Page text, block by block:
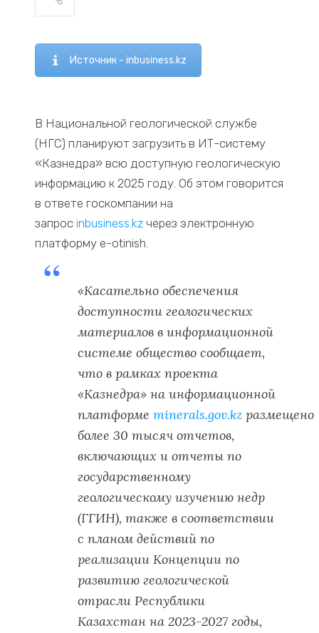
Источник - inbusiness.kz
В Национальной геологической службе
(НГС) планируют загрузить в ИТ-систему
«Казнедра» всю доступную геологическую
информацию к 2025 году. Об этом говорится
в ответе госкомпании на
запросinbusiness.kz через электронную
платформу e-otinish.
«Касательно обеспечения
доступности геологических
материалов в информационной
системе общество сообщает,
что в рамках проекта
«Казнедра» на информационной
платформеminerals.gov.kz размещено
более 30 тысяч отчетов,
включающих и отчеты по
государственному
геологическому изучению недр
(ГГИН), также в соответствии
с планом действий по
реализации Концепции по
развитию геологической
отрасли Республики
Казахстан на 2023-2027 годы,